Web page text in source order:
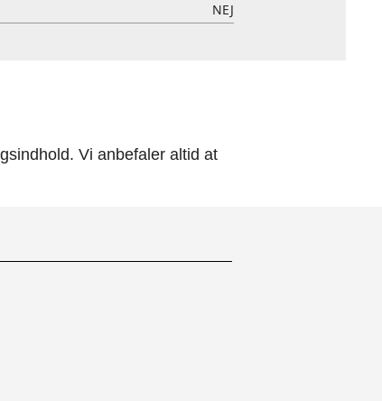
NEJ
Vi anbefaler altid at